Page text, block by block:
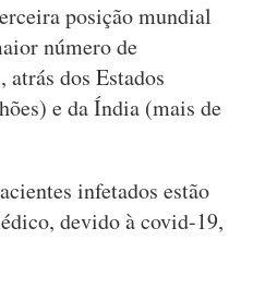
posição mundial
número de
atrás dos Estados
e da Índia (mais de
infetados estão
devido à covid-19,